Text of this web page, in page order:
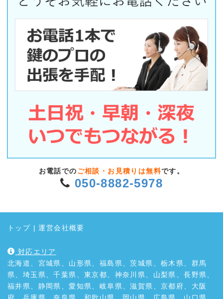
お電話での ご相談・お見積りは無料です。
050-8882-5978
トップ |運営会社概要
対応エリア
北海道、宮城県、山形県、福島県、茨城県、栃木県、群馬
県、埼玉県、千葉県、東京都、神奈川県、山梨県、長野県、
福井県、静岡県、愛知県、岐阜県、滋賀県、京都府、大阪